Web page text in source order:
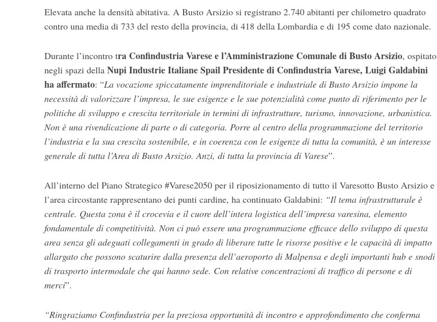
Elevata anche la densità abitativa. A Busto Arsizio si registrano 2.740 abitanti per chilometro quadrato
contro una media di 733 del resto della provincia, di 418 della Lombardia e di 195 come dato nazionale.
Durante l’incontro tra Confindustria Varese e l’Amministrazione Comunale di Busto Arsizio, ospitato
negli spazi della Nupi Industrie Italiane Spail Presidente di Confindustria Varese, Luigi Galdabini
ha affermato: “La vocazione spiccatamente imprenditoriale e industriale di Busto Arsizio impone la
necessità di valorizzare l’impresa, le sue esigenze e le sue potenzialità come punto di riferimento per le
politiche di sviluppo e crescita territoriale in termini di infrastrutture, turismo, innovazione, urbanistica.
Non è una rivendicazione di parte o di categoria. Porre al centro della programmazione del territorio
l’industria e la sua crescita sostenibile, e in coerenza con le esigenze di tutta la comunità, è un interesse
generale di tutta l’Area di Busto Arsizio. Anzi, di tutta la provincia di Varese”.
All’interno del Piano Strategico #Varese2050 per il riposizionamento di tutto il Varesotto Busto Arsizio e
l’area circostante rappresentano dei punti cardine, ha continuato Galdabini: “Il tema infrastrutturale è
centrale. Questa zona è il crocevia e il cuore dell’intera logistica dell’impresa varesina, elemento
fondamentale di competitività. Non ci può essere una programmazione efficace dello sviluppo di questa
area senza gli adeguati collegamenti in grado di liberare tutte le risorse positive e le capacità di impatto
allargato che possono scaturire dalla presenza dell’aeroporto di Malpensa e degli importanti hub e snodi
di trasporto intermodale che qui hanno sede. Con relative concentrazioni di traffico di persone e di
merci”.
“Ringraziamo Confindustria per la preziosa opportunità di incontro e approfondimento che conferma
: